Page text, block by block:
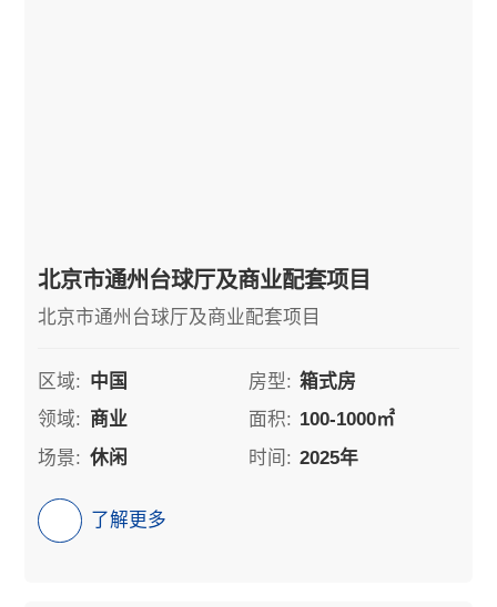
北京市通州台球厅及商业配套项目
北京市通州台球厅及商业配套项目
区域: 中国 房型: 箱式房
领域: 商业 面积: 100-1000㎡
场景: 休闲 时间: 2025年
了解更多